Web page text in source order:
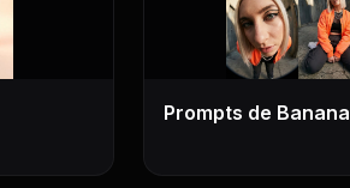
Prompts de Banana